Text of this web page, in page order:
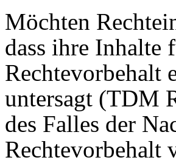
Möchten
dass ihre Inhalte
Rechtevorbehalt
untersagt (TDM
des Falles der
Rechtevorbehalt